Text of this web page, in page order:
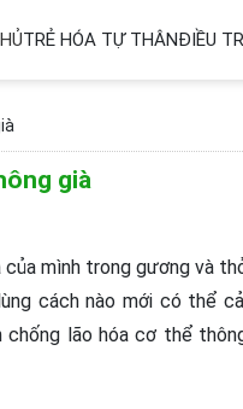
TRẺ HÓA TỰ THÂNĐIỀU
già
của mình trong gương và
cách nào mới có thể
chống lão hóa cơ thể